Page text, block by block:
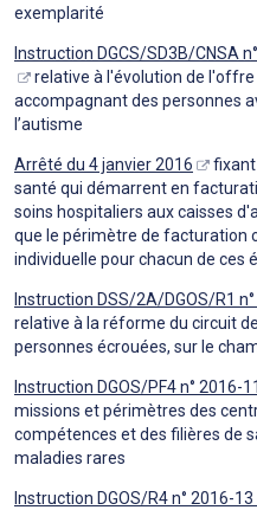
exemplarité
Instruction DGCS/SD3B/CNSA
relative à l'évolution de
accompagnant des personnes
l’autisme
Arrêté du 4 janvier 2016
santé qui démarrent en
soins hospitaliers aux caisses
que le périmètre de facturation
individuelle pour chacun de ces
Instruction DSS/2A/DGOS/R1
relative à la réforme du circuit
personnes écrouées, sur le
Instruction DGOS/PF4 n° 2016-
missions et périmètres des
compétences et des filières de
maladies rares
Instruction DGOS/R4 n° 2016-